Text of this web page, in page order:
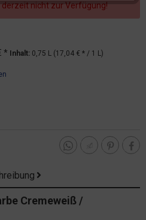
nicht zur Verfügung!
* Inhalt: 0,75 L (17,04 € * / 1 L)
Cremeweiß /